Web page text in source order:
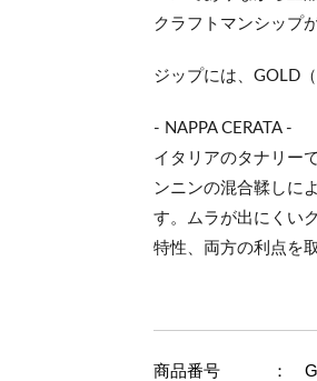
クラフトマンシップ
ジップには、GOLD
- NAPPA CERATA -
イタリアのタナリー
ンニンの混合鞣しに
す。ムラが出にくい
特性、両方の利点を
商品番号 ：